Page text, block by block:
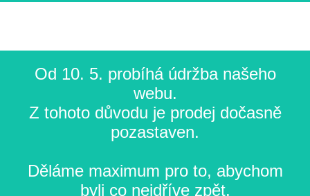
Od 10. 5. probíhá údržba našeho
webu.
Z tohoto důvodu je prodej dočasně
pozastaven.
Děláme maximum pro to, abychom
byli co nejdříve zpět.